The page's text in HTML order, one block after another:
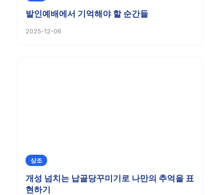
발인예배에서 기억해야 할 순간들
2025-12-06
상조
개성 넘치는 납골당꾸미기로 나만의 추억을 표
현하기